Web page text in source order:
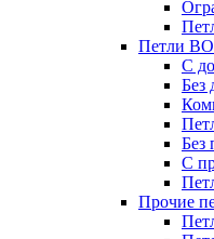
Петли
С
Без
Без
С
Прочие